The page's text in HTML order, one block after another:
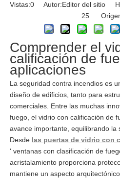
Vistas:0 Autor:Editor del sitio
25
Comprender el
calificación de
aplicaciones
La seguridad contra incendios es
diseño de edificios, tanto para
comerciales. Entre las muchas
fuego, el vidrio con calificación de
avance importante, equilibrando la
Desde las puertas de vidrio con
' ventanas con clasificación de
acristalamiento proporciona
mantiene un aspecto